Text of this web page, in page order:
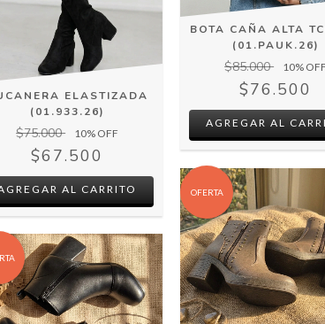
ELASTIZADA
(01.933.26)
$75.000 10% OFF
$67.500
AL CARRITO
BOTA CAÑA ALTA
(01.PAUK.26)
$85.000 10% OFF
$76.500
AGREGAR AL
OFERTA